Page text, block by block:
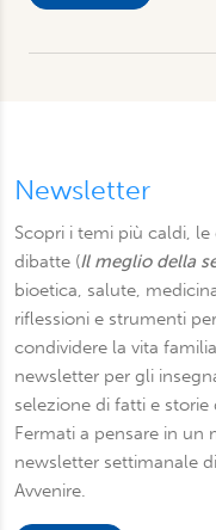
presente in ogni
informazioni sul
informativa privacy
Newsletter
Scopri i temi più caldi,
dibatte (Il meglio della
bioetica, salute,
riflessioni e strumenti
condividere la vita
newsletter per gli
selezione di fatti e storie
Fermati a pensare in un
newsletter settimanale
Avvenire.